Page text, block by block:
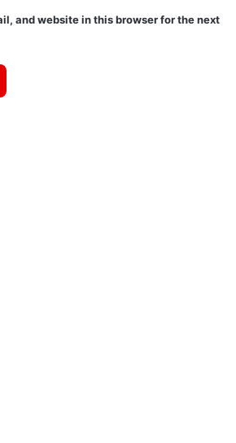
and website in this browser for the next